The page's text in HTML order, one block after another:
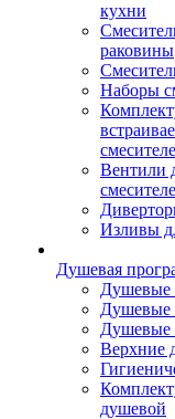
кухни
раковины
Наборы
Вентили
Изливы
Душевая
Душевые
Душевые
Душевые
Верхние
душевой